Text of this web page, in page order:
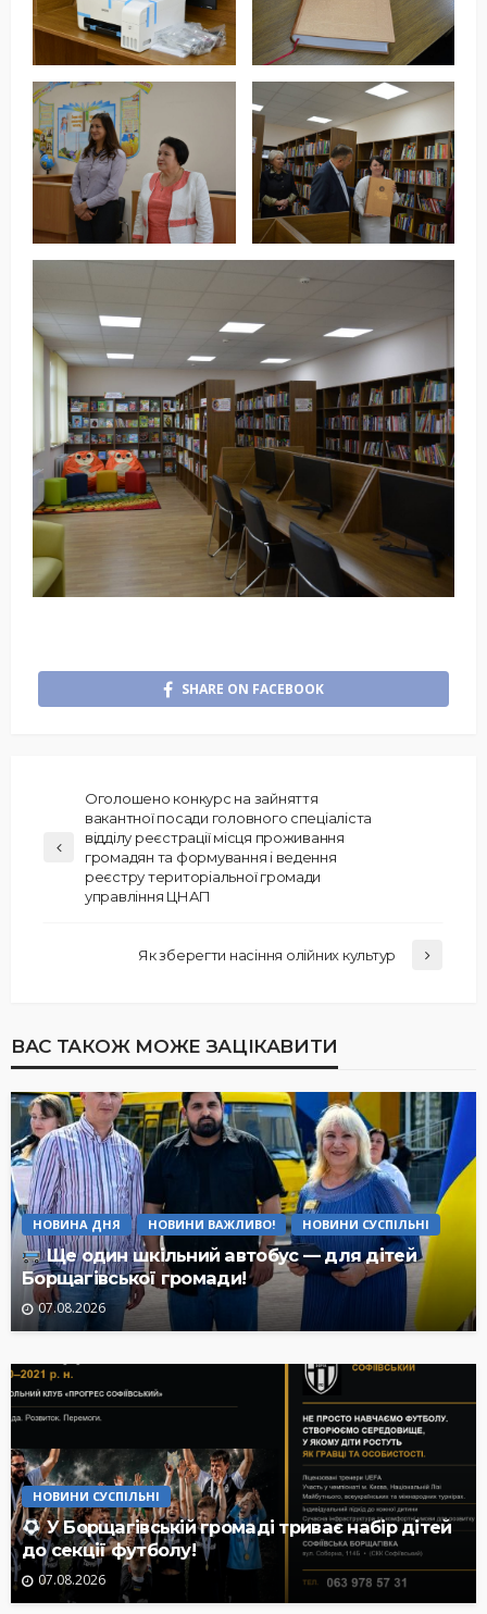
SHARE ON FACEBOOK
Оголошено конкурс на зайняття
вакантної посади головного спеціаліста
відділу реєстрації місця проживання
громадян та формування і ведення
реєстру територіальної громади
управління ЦНАП
Як зберегти насіння олійних культур
ВАС ТАКОЖ МОЖЕ ЗАЦІКАВИТИ
НОВИНА ДНЯ НОВИНИ ВАЖЛИВО! НОВИНИ СУСПІЛЬНІ
Ще один шкільний автобус — для дітей
Борщагівської громади!
07.08.2026
НОВИНИ СУСПІЛЬНІ
У Борщагівській громаді триває набір дітей
до секції футболу!
07.08.2026